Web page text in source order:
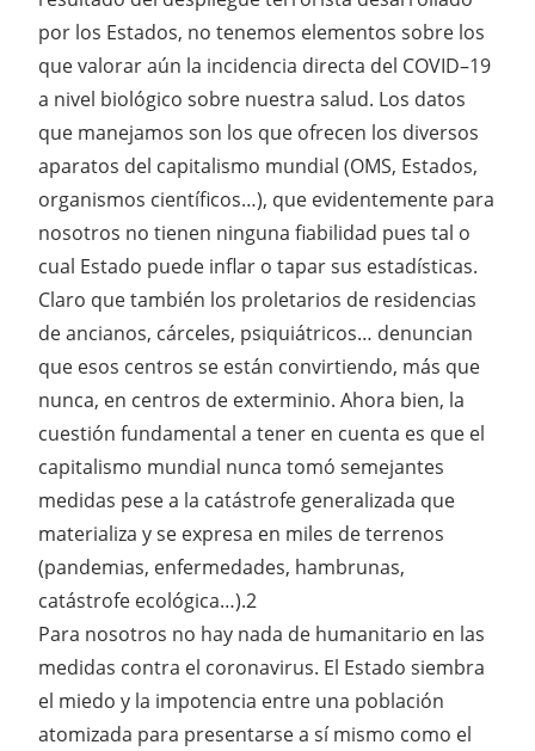
por los Estados, no tenemos elementos sobre los
que valorar aún la incidencia directa del COVID–19
a nivel biológico sobre nuestra salud. Los datos
que manejamos son los que ofrecen los diversos
aparatos del capitalismo mundial (OMS, Estados,
organismos científicos…), que evidentemente para
nosotros no tienen ninguna fiabilidad pues tal o
cual Estado puede inflar o tapar sus estadísticas.
Claro que también los proletarios de residencias
de ancianos, cárceles, psiquiátricos… denuncian
que esos centros se están convirtiendo, más que
nunca, en centros de exterminio. Ahora bien, la
cuestión fundamental a tener en cuenta es que el
capitalismo mundial nunca tomó semejantes
medidas pese a la catástrofe generalizada que
materializa y se expresa en miles de terrenos
(pandemias, enfermedades, hambrunas,
catástrofe ecológica…).2
Para nosotros no hay nada de humanitario en las
medidas contra el coronavirus. El Estado siembra
el miedo y la impotencia entre una población
atomizada para presentarse a sí mismo como el